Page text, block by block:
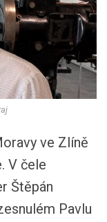
ve Zlíně
V čele
Štěpán
Pavlu